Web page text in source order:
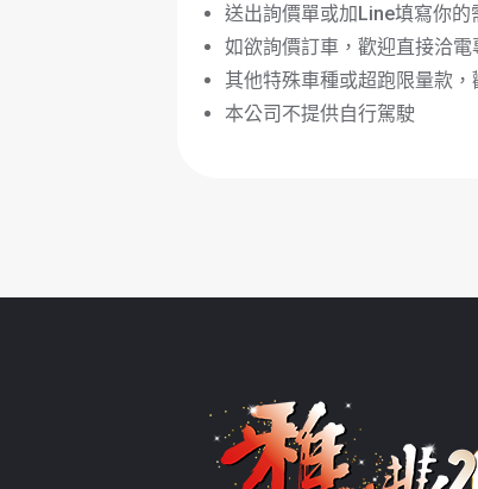
送出詢價單或加Line填寫你的
如欲詢價訂車，歡迎直接洽電
其他特殊車種或超跑限量款
本公司不提供自行駕駛